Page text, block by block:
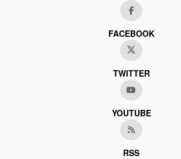
FACEBOOK
TWITTER
YOUTUBE
RSS